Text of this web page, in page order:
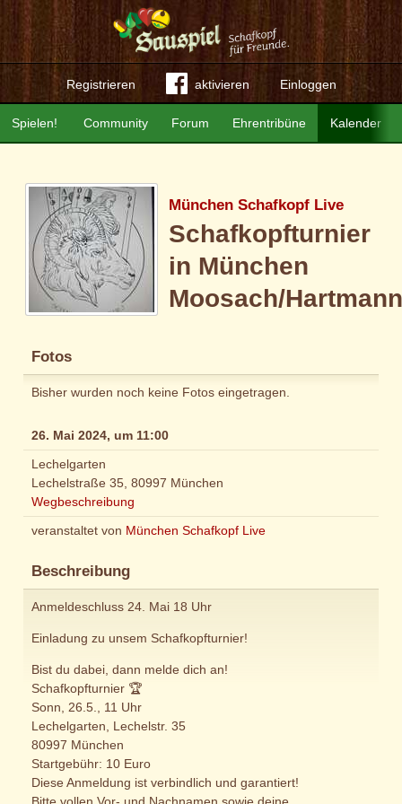
Registrieren aktivieren Einloggen
Community Forum Ehrentribüne Kalender
Spielen!
München Schafkopf Live
Schafkopfturnier
in München
Moosach/
Fotos
Bisher wurden noch keine Fotos eingetragen.
26. Mai 2024, um 11:00
Lechelgarten
Lechelstraße 35, 80997 München
Wegbeschreibung
veranstaltet von München Schafkopf Live
Beschreibung
Anmeldeschluss 24. Mai 18 Uhr
Einladung zu unsem Schafkopfturnier!
Bist du dabei, dann melde dich an!
Schafkopfturnier 🏆
Sonn, 26.5., 11 Uhr
Lechelgarten, Lechelstr. 35
80997 München
Startgebühr: 10 Euro
Diese Anmeldung ist verbindlich und garantiert!
Bitte vollen Vor- und Nachnamen sowie deine